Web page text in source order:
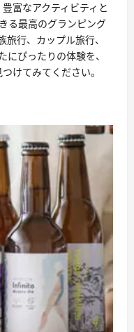
富なアクティビティと
る最高のグランピング
行、カップル旅行、
ぴったりの体験を、
けてみてください。